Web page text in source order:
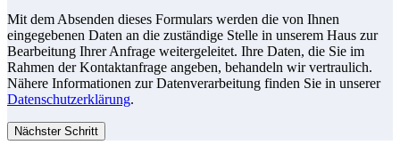
Mit dem Absenden dieses Formulars werden die von Ihnen
eingegebenen Daten an die zuständige Stelle in unserem Haus zur
Bearbeitung Ihrer Anfrage weitergeleitet. Ihre Daten, die Sie im
Rahmen der Kontaktanfrage angeben, behandeln wir vertraulich.
Nähere Informationen zur Datenverarbeitung finden Sie in unserer
Datenschutzerklärung.
Nächster Schritt